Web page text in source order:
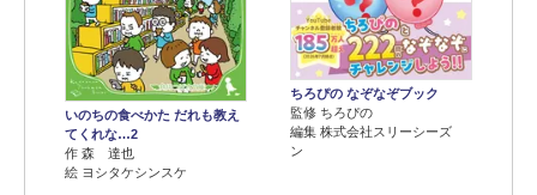
いのちの食べかた だれも教え
てくれな…2
作 森 達也
絵 ヨシタケシンスケ
ちろぴの なぞなぞブック
監修 ちろぴの
編集 株式会社スリーシーズ
ン